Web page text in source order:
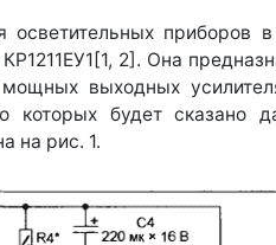
осветительных
2]. Она
выходных
которых будет сказано
на рис. 1.